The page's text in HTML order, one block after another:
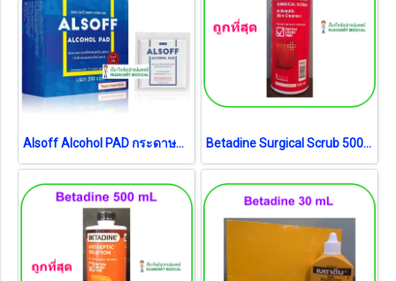
Alsoff Alcohol PAD กระดาษชุบเอทิลแอลกอฮอล์ 70% (exp 03-2028) Betadine Surgical Scrub 500 ml